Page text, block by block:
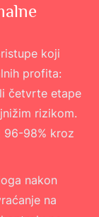
koji
profita:
četvrte etape
rizikom.
98% kroz
nakon
na